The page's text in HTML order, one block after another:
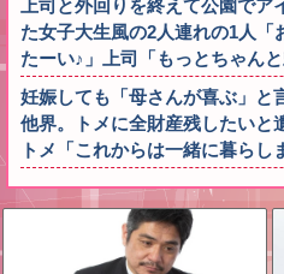
上司と外回りを終えて公園で
た女子大生風の2人連れの1人
たーい♪」上司「もっとちゃん
妊娠しても「母さんが喜ぶ」と
他界。トメに全財産残したいと
トメ「これからは一緒に暮ら